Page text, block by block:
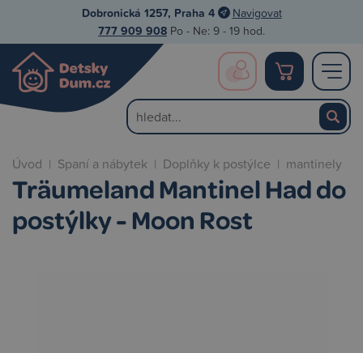
Dobronická 1257, Praha 4 Navigovat
777 909 908 Po - Ne: 9 - 19 hod.
Úvod | Spaní a nábytek | Doplňky k postýlce | mantinely
Träumeland Mantinel Had do
postýlky - Moon Rost